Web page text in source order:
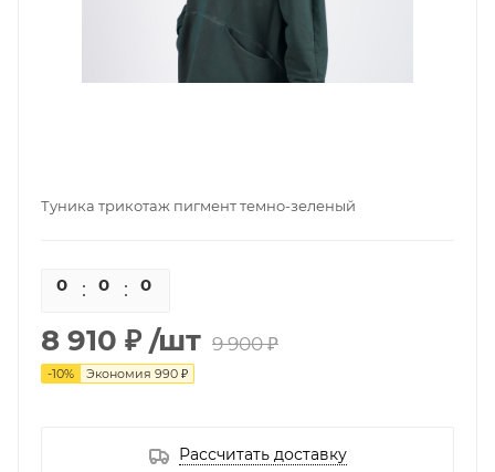
Туника трикотаж пигмент темно-зеленый
0 0 0
8 910 ₽ /шт 9 900 ₽
-10% Экономия 990 ₽
Рассчитать доставку